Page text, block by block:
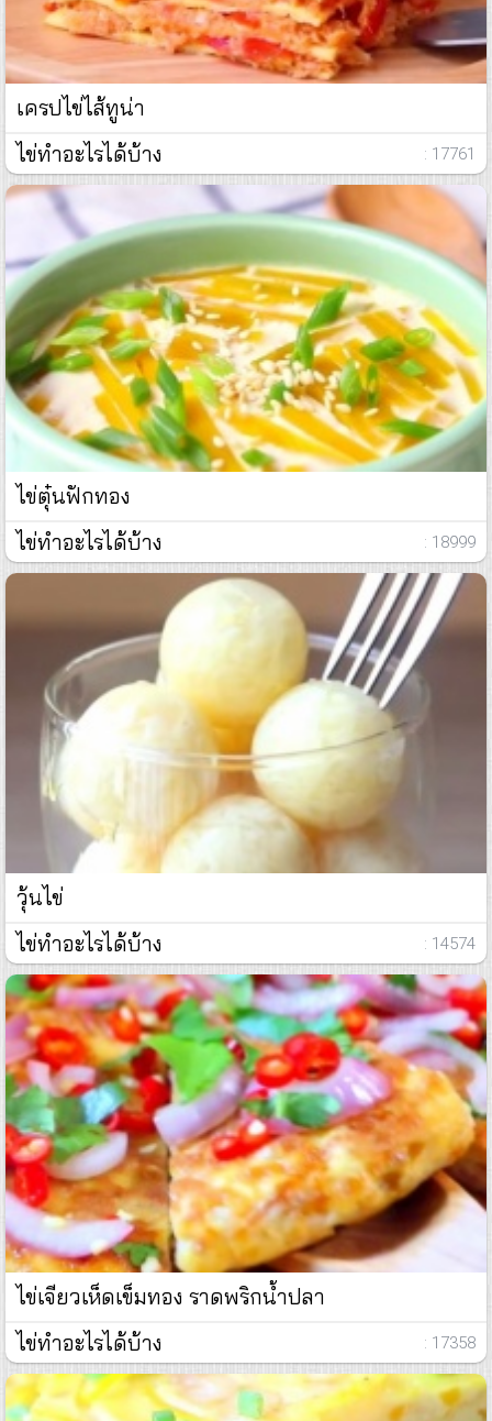
เครปไข่ไส้ทูน่า
ไข่ทำอะไรได้บ้าง
: 17761
ไข่ตุ๋นฟักทอง
ไข่ทำอะไรได้บ้าง
: 18999
วุ้นไข่
ไข่ทำอะไรได้บ้าง
: 14574
ไข่เจียวเห็ดเข็มทอง ราดพริกน้ำปลา
ไข่ทำอะไรได้บ้าง
: 17358